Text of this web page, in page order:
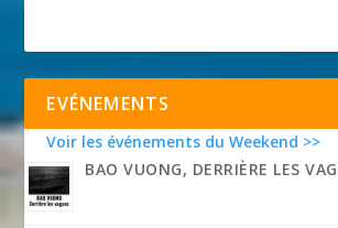
EVÉNEMENTS
Voir les événements du Weekend >>
BAO VUONG, DERRIÈRE LES